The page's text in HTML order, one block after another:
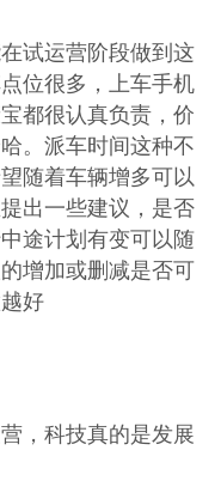
试运营阶段做到这
位很多，上车手机
都很认真负责，价
。派车时间这种不
随着车辆增多可以
出一些建议，是否
途计划有变可以随
增加或删减是否可
好
，科技真的是发展